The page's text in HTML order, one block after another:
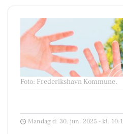
Foto: Frederikshavn Kommune.
Mandag d. 30. jun. 2025 - kl.